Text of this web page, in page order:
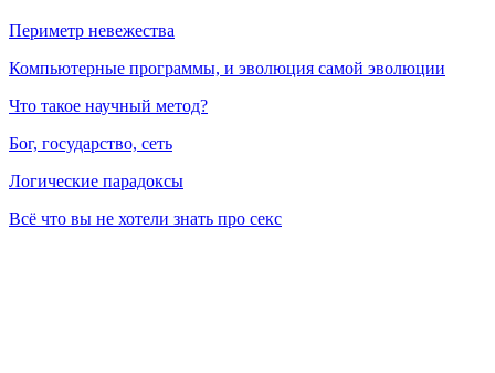
Периметр невежества
Компьютерные программы, и эволюция самой эволюции
Что такое научный метод?
Бог, государство, сеть
Логические парадоксы
Всё что вы не хотели знать про секс